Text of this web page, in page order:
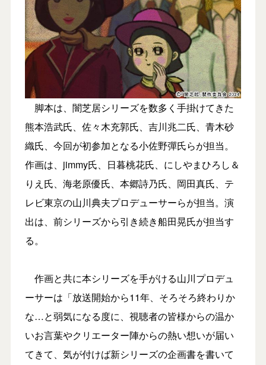
脚本は、闇芝居シリーズを数多く⼿掛けてきた
熊本浩武氏、佐々⽊充郭氏、吉川兆⼆氏、⻘⽊砂
織氏、今回が初参加となる⼩佐野彈氏らが担当。
作画は、jimmy氏、⽇暮桃花氏、にしやまひろし＆
りえ氏、海⽼原優氏、本郷詩乃氏、岡⽥真氏、テ
レビ東京の⼭川典夫プロデューサーらが担当。演
出は、前シリーズから引き続き船⽥晃氏が担当す
る。
作画と共に本シリーズを手がける⼭川プロデュ
ーサーは「放送開始から11年、そろそろ終わりか
な…と弱気になる度に、視聴者の皆様からの温か
いお⾔葉やクリエーター陣からの熱い想いが届い
てきて、気が付けば新シリーズの企画書を書いて